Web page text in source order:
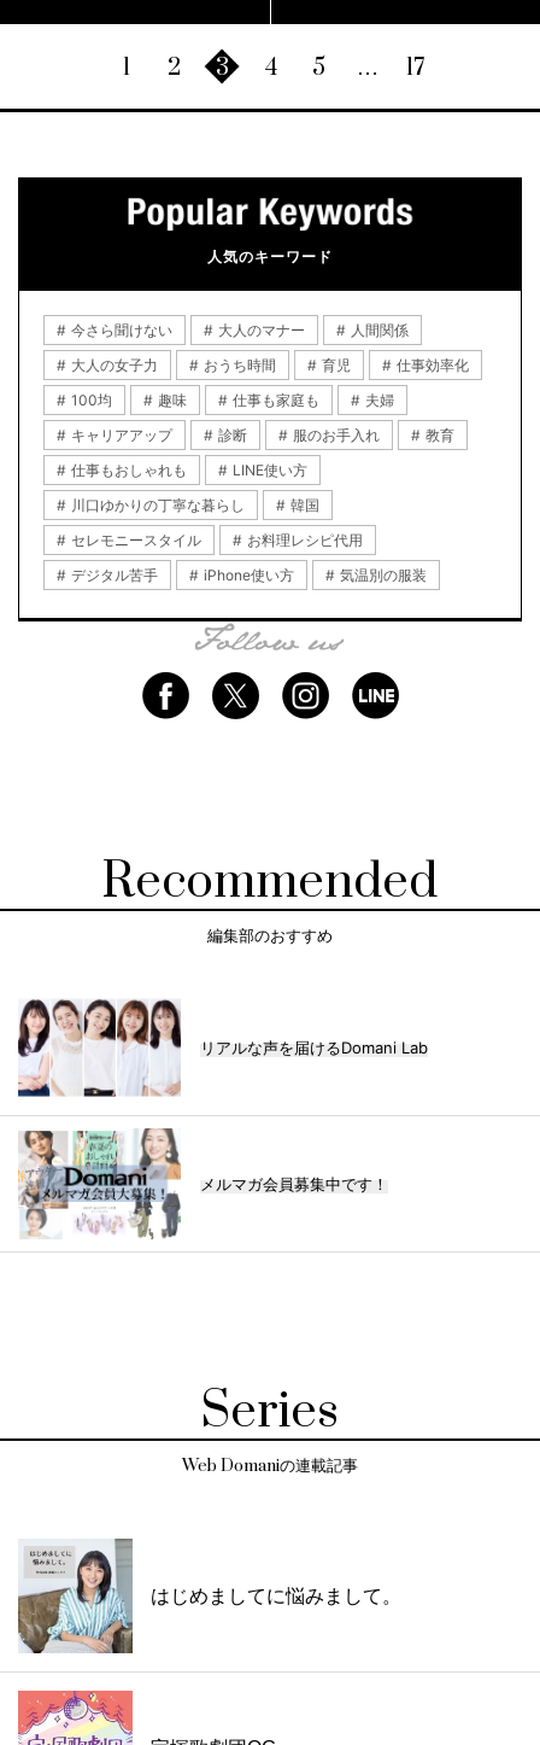
1 2 3 4 5 … 17
人気のキーワード
今さら聞けない 大人のマナー
人間関係
大人の女子力
おうち時間 育児
仕事効率化
100均
趣味 仕事も家庭も
夫婦
キャリアアップ
診断 服のお手入れ
教育
仕事もおしゃれも
LINE使い方
川口ゆかりの丁寧な暮らし
韓国
セレモニースタイル
お料理レシピ代用
デジタル苦手
iPhone使い方 気温別の服装
Recommended
編集部のおすすめ
リアルな声を届けるDomani Lab
メルマガ会員募集中です！
Series
Web Domaniの連載記事
はじめましてに悩みまして。